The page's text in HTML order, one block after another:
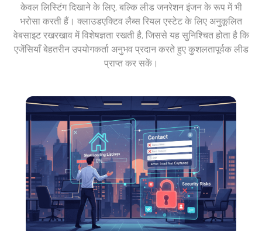
केवल लिस्टिंग दिखाने के लिए, बल्कि लीड जनरेशन इंजन के रूप में भी
भरोसा करती हैं। क्लाउडएक्टिव लैब्स रियल एस्टेट के लिए अनुकूलित
वेबसाइट रखरखाव में विशेषज्ञता रखती है, जिससे यह सुनिश्चित होता है कि
एजेंसियाँ बेहतरीन उपयोगकर्ता अनुभव प्रदान करते हुए कुशलतापूर्वक लीड
प्राप्त कर सकें।